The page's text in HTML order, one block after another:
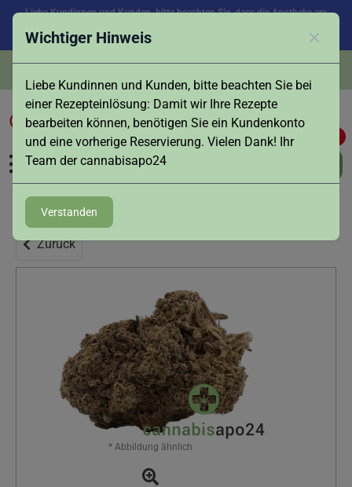
Wichtiger Hinweis
Liebe Kundinnen und Kunden, bitte beachten Sie bei
einer Rezepteinlösung: Damit wir Ihre Rezepte
bearbeiten können, benötigen Sie ein Kundenkonto
und eine vorherige Reservierung. Vielen Dank! Ihr
Team der cannabisapo24
Verstanden
Liebe Kundinnen und Kunden, bitte beachten Sie, dass die Apotheke am
Vielen Dank für Ihr Verständnis!
0
Zurück
* Abbildung ähnlich